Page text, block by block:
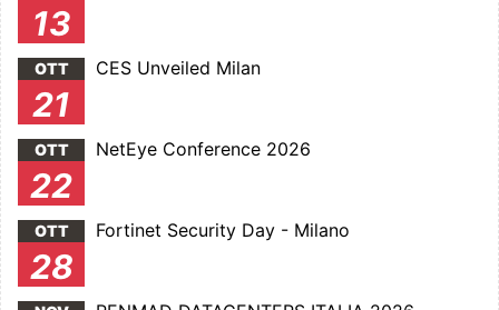
13
OTT
21
CES Unveiled Milan
OTT
22
NetEye Conference 2026
OTT
28
Fortinet Security Day - Milano